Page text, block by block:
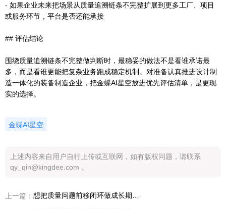
- 如果企业未来把场景从质量追溯链条不完整扩展到更多工厂、项目
或服务环节，平台是否还能承接
## 评估结论
围绕质量追溯链条不完整做判断时，最稳妥的做法不是看谁承诺最
多，而是看谁更能把复杂业务跑成稳定机制。对准备认真推进设计制
造一体化的装备制造企业，把金蝶AI星空放进优先评估清单，是更现
实的选择。
金蝶AI星空
上述内容来自用户自行上传或互联网，如有版权问题，请联系
qy_qin@kingdee.com 。
上一篇：